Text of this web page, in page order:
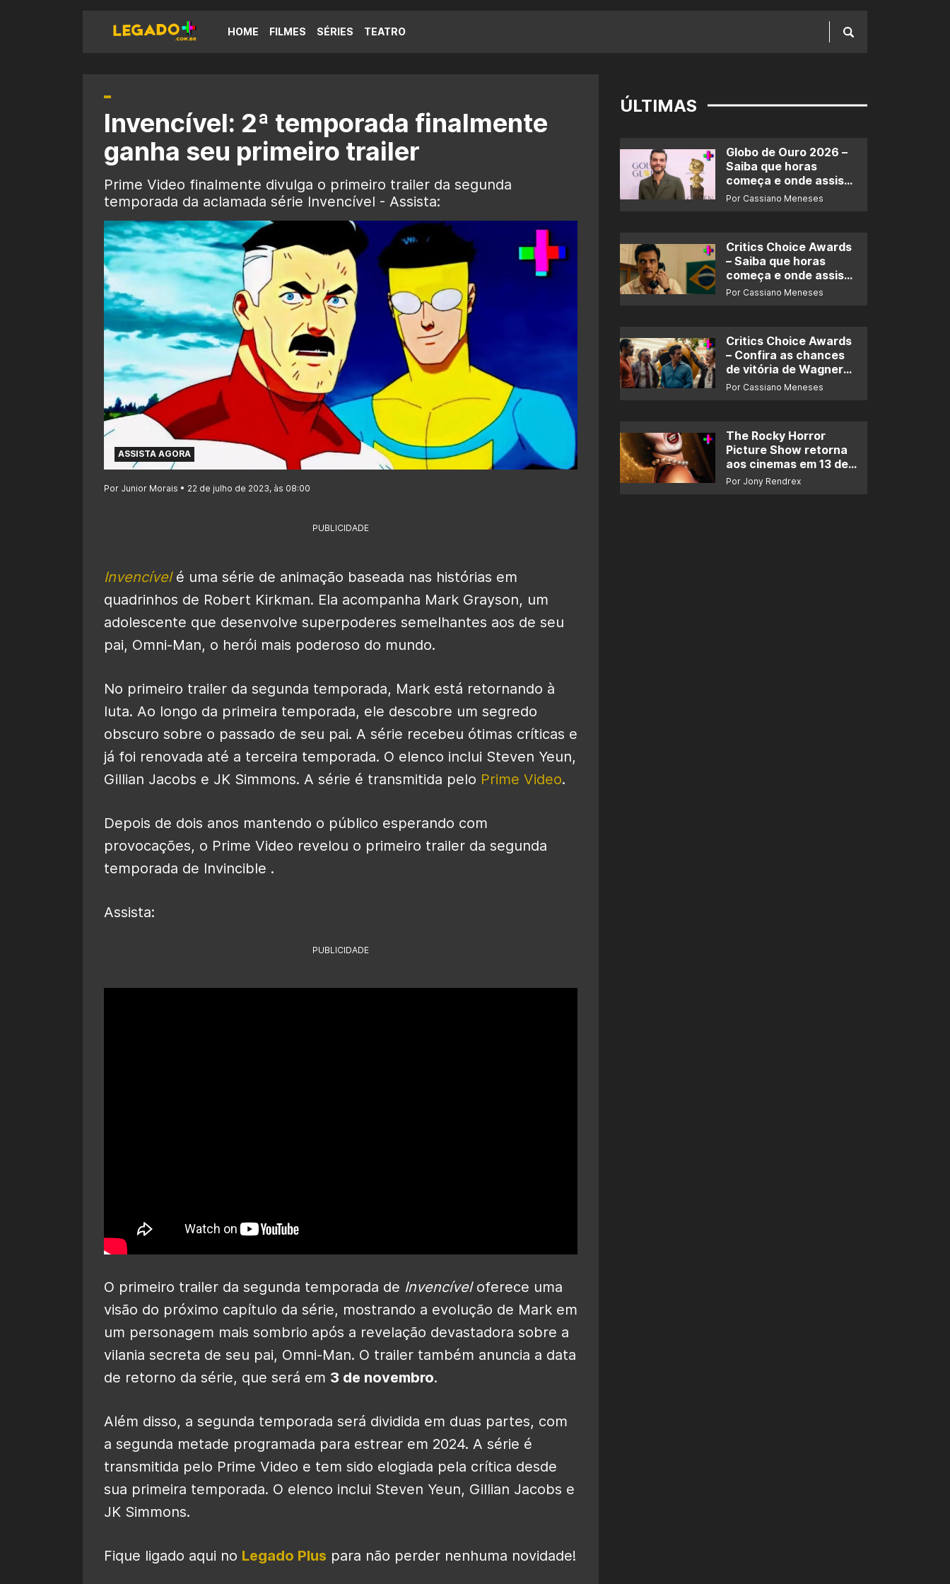
HOME FILMES SÉRIES TEATRO
Invencível: 2ª temporada finalmente
ganha seu primeiro trailer
Prime Video finalmente divulga o primeiro trailer da segunda
temporada da aclamada série Invencível - Assista:
ASSISTA AGORA
Por Junior Morais • 22 de julho de 2023, às 08:00
PUBLICIDADE
Invencível é uma série de animação baseada nas histórias em
quadrinhos de Robert Kirkman. Ela acompanha Mark Grayson, um
adolescente que desenvolve superpoderes semelhantes aos de seu
pai, Omni-Man, o herói mais poderoso do mundo.
No primeiro trailer da segunda temporada, Mark está retornando à
luta. Ao longo da primeira temporada, ele descobre um segredo
obscuro sobre o passado de seu pai. A série recebeu ótimas críticas e
já foi renovada até a terceira temporada. O elenco inclui Steven Yeun,
Gillian Jacobs e JK Simmons. A série é transmitida pelo Prime Video.
Depois de dois anos mantendo o público esperando com
provocações, o Prime Video revelou o primeiro trailer da segunda
temporada de Invincible .
Assista:
PUBLICIDADE
O primeiro trailer da segunda temporada de Invencíveloferece uma
visão do próximo capítulo da série, mostrando a evolução de Mark em
um personagem mais sombrio após a revelação devastadora sobre a
vilania secreta de seu pai, Omni-Man. O trailer também anuncia a data
de retorno da série, que será em 3 de novembro.
Além disso, a segunda temporada será dividida em duas partes, com
a segunda metade programada para estrear em 2024. A série é
transmitida pelo Prime Video e tem sido elogiada pela crítica desde
sua primeira temporada. O elenco inclui Steven Yeun, Gillian Jacobs e
JK Simmons.
Fique ligado aqui no Legado Plus para não perder nenhuma novidade!
ÚLTIMAS
Globo de Ouro 2026 –
Saiba que horas
começa e onde assistir
ao prêmio
Por Cassiano Meneses
Critics Choice Awards
– Saiba que horas
começa e onde assistir
ao prêmio
Por Cassiano Meneses
Critics Choice Awards
– Confira as chances
de vitória de Wagner
Moura e de ‘O Agente
Por Cassiano Meneses
The Rocky Horror
Picture Show retorna
aos cinemas em 13 de
novembro
Por Jony Rendrex